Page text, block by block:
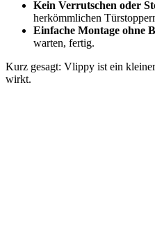
Kein Verrutschen oder
herkömmlichen
Einfache Montage ohne
warten, fertig.
Kurz gesagt: Vlippy ist ein
wirkt.